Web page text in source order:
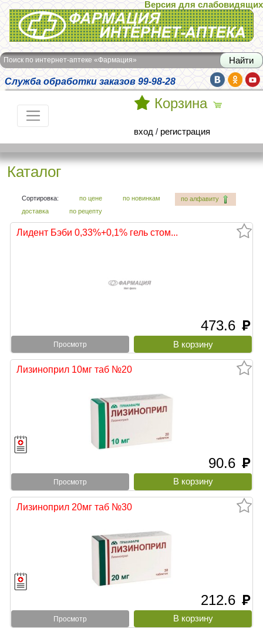
Интернет-аптека Фармация
Версия для слабовидящих
Поиск по интернет-аптеке «Фармация»
Служба обработки заказов 99-98-28
Корзина
вход / регистрация
Каталог
Сортировка: по цене по новинкам
по алфавиту
доставка
по рецепту
Лидент Бэби 0,33%+0,1% гель стом...
473.6 руб
Просмотр
Лизиноприл 10мг таб №20
90.6 руб
Просмотр
Лизиноприл 20мг таб №30
212.6 руб
Просмотр